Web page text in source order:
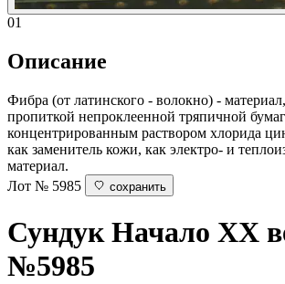
01
Описание
Фибра (от латинского - волокно) -
пропиткой непроклеенной тряпичной
концентрированным раствором хлорида
как заменитель кожи, как электро- и
материал.
Лот № 5985
сохранить
Сундук Начало ХХ
№5985